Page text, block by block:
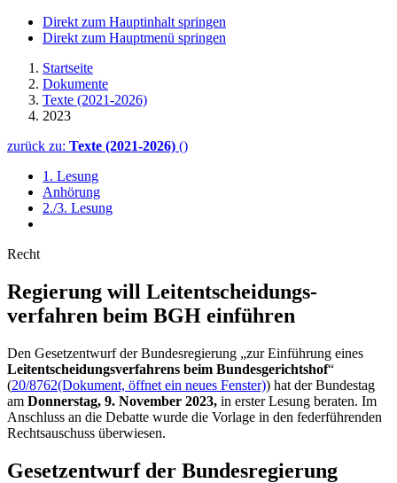
Direkt zum Hauptinhalt springen
Direkt zum Hauptmenü springen
Startseite
Dokumente
Texte (2021-2026)
2023
zurück zu: Texte (2021-2026) ()
1. Lesung
Anhörung
2./3. Lesung
Recht
Regierung will Leit­entscheidungs­
verfahren beim BGH einführen
Den Gesetzentwurf der Bundesregierung „zur Einführung eines
Leitentscheidungsverfahrens beim Bundesgerichtshof“
(20/8762(Dokument, öffnet ein neues Fenster)) hat der Bundestag
am Donnerstag, 9. November 2023, in erster Lesung beraten. Im
Anschluss an die Debatte wurde die Vorlage in den federführenden
Rechtsauschuss überwiesen.
Gesetzentwurf der Bundesregierung